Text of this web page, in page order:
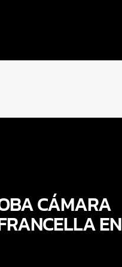
CÁMARA
EN